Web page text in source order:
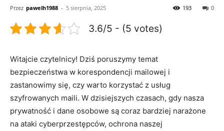
Przez pawelh1988 - 5 sierpnia, 2025 0
193
3.6/5 - (5 votes)
Witajcie czytelnicy! Dziś poruszymy temat
bezpieczeństwa w korespondencji mailowej i
zastanowimy się, czy warto korzystać z usług
szyfrowanych maili. W dzisiejszych czasach, gdy nasza
prywatność i dane osobowe są coraz bardziej narażone
na ataki cyberprzestępców, ochrona naszej